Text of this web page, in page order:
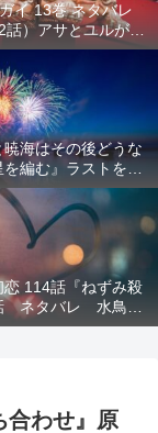
イ 13巻 ネタバレ
話）アサとユルが家
の真実とヒカルの決
意を解説
暁海はその後どうな
を編む』ラストをネ
バレ解説
恋 114話『ねずみ殺
ネタバレ 水鳥死
鯆を殺すか
合わせ』原